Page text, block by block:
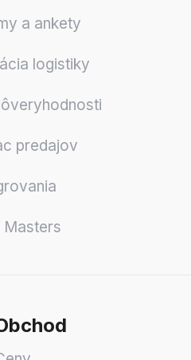
a ankety
logistiky
predajov
Masters